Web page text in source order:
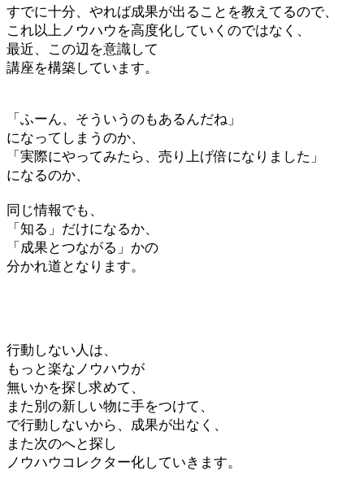
すでに十分、やれば成果が出ることを教えてるので、
これ以上ノウハウを高度化していくのではなく、
最近、この辺を意識して
講座を構築しています。
「ふーん、そういうのもあるんだね」
になってしまうのか、
「実際にやってみたら、売り上げ倍になりました」
になるのか、
同じ情報でも、
「知る」だけになるか、
「成果とつながる」かの
分かれ道となります。
行動しない人は、
もっと楽なノウハウが
無いかを探し求めて、
また別の新しい物に手をつけて、
で行動しないから、成果が出なく、
また次のへと探し
ノウハウコレクター化していきます。